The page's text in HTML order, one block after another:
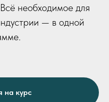
необходимое для
— в одной
на курс